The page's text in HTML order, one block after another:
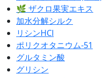
🌿 ザクロ果実エキス
加水分解シルク
リシンHCl
ポリクオタニウム-51
グルタミン酸
グリシン